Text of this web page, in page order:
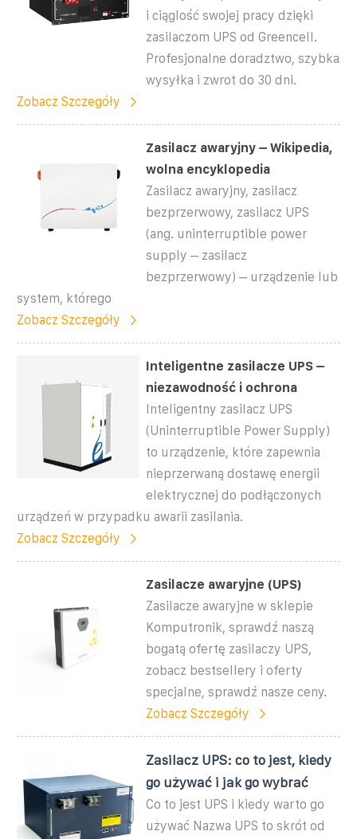
i ciąglość swojej pracy dzięki
zasilaczom UPS od Greencell.
Profesjonalne doradztwo, szybka
wysyłka i zwrot do 30 dni.
Zobacz Szczegóły
Zasilacz awaryjny – Wikipedia,
wolna encyklopedia
Zasilacz awaryjny, zasilacz
bezprzerwowy, zasilacz UPS
(ang. uninterruptible power
supply – zasilacz
bezprzerwowy) – urządzenie lub
system, którego
Zobacz Szczegóły
Inteligentne zasilacze UPS –
niezawodność i ochrona
Inteligentny zasilacz UPS
(Uninterruptible Power Supply)
to urządzenie, które zapewnia
nieprzerwaną dostawę energii
elektrycznej do podłączonych
urządzeń w przypadku awarii zasilania.
Zobacz Szczegóły
Zasilacze awaryjne (UPS)
Zasilacze awaryjne w sklepie
Komputronik, sprawdź naszą
bogatą ofertę zasilaczy UPS,
zobacz bestsellery i oferty
specjalne, sprawdź nasze ceny.
Zobacz Szczegóły
Zasilacz UPS: co to jest, kiedy
go używać i jak go wybrać
Co to jest UPS i kiedy warto go
używać Nazwa UPS to skrót od